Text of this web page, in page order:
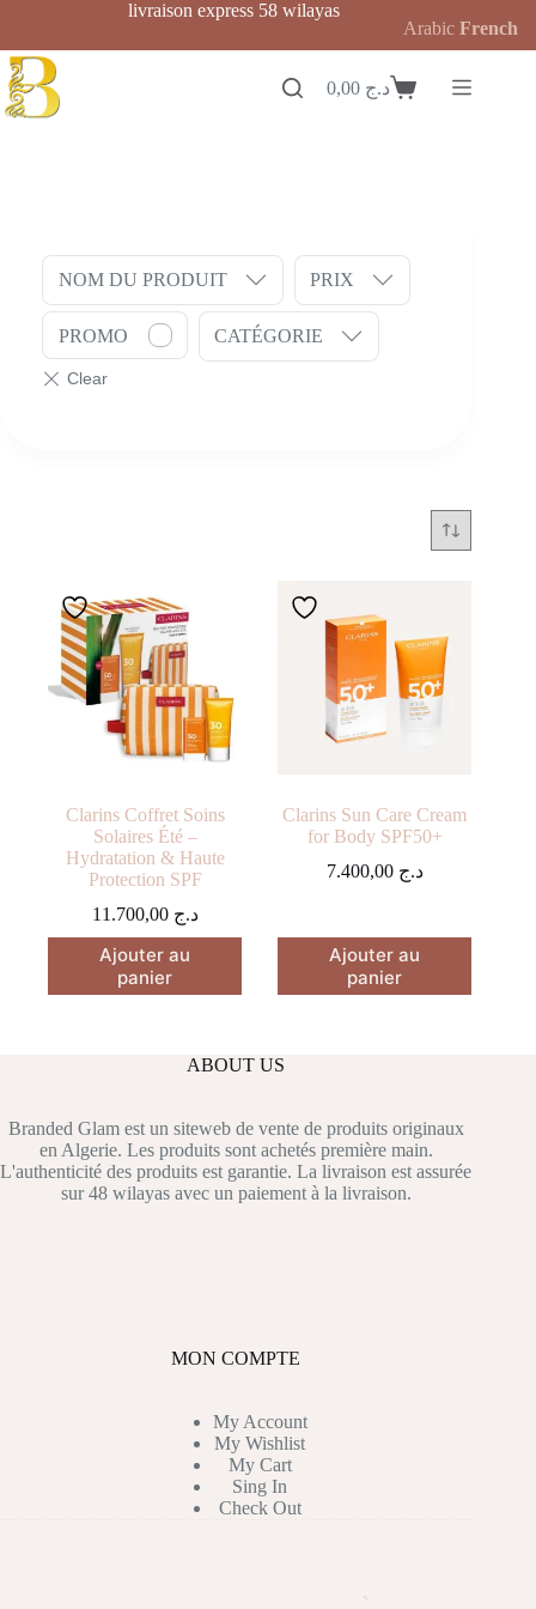
contenu
livraison express 58 wilayas
Panierد.ج
Clarins Coffret Soins
Solaires Été –
Hydratation & Haute
Protection SPF
د.ج 11.700,00
Ajouter au
panier
Clarins Sun Care Cream
for Body SPF50+
د.ج 7.400,00
Ajouter au
panier
NOM DU PRODUIT PRIX
PROMO CATÉGORIE
ABOUT US
Branded Glam est un siteweb de vente de produits originaux
en Algerie. Les produits sont achetés première main.
L'authenticité des produits est garantie. La livraison est assurée
sur 48 wilayas avec un paiement à la livraison.
MON COMPTE
My Account
My Wishlist
My Cart
Sing In
Check Out
Arabic French